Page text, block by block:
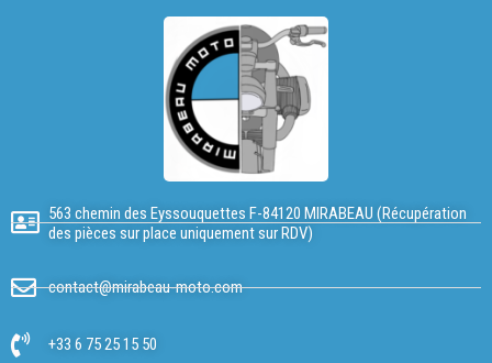
563 chemin des Eyssouquettes F-84120 MIRABEAU (Récupération
des pièces sur place uniquement sur RDV)
contact@mirabeau-moto.com
+33 6 75 25 15 50